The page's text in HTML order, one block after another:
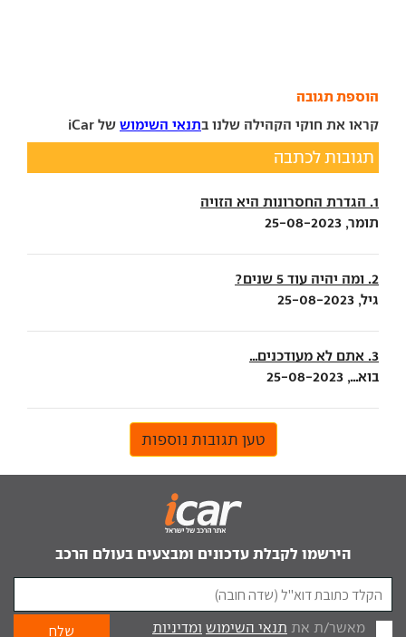
הוספת תגובה
קראו את חוקי הקהילה שלנו בתנאי השימוש של iCar
תגובות לכתבה
1. הגדרת החסרונות היא הזויה
תומר, 25-08-2023
2. ומה יהיה עוד 5 שנים?
גיל, 25-08-2023
3. אתם לא מעודכנים...
בוא..., 25-08-2023
טען תגובות נוספות
הירשמו לקבלת עדכונים ומבצעים בעולם הרכב
מאשר/ת את תנאי השימוש ומדיניות